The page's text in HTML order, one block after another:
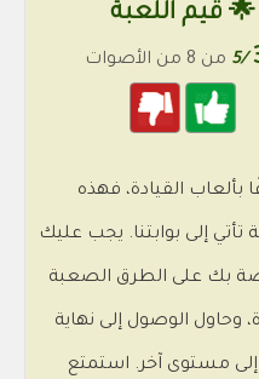
🌟 قيم اللعبة
/5 من 8 من الأصوات
القيادة، فهذه
تأتي إلى بوابتنا. يجب عليك
بك على الطرق الصعبة
وحاول الوصول إلى نهاية
مستوى آخر. استمتع